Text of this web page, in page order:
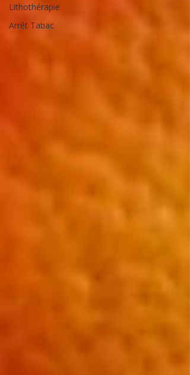
Lithothérapie
Arrêt Tabac